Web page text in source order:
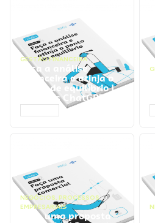
GESTÃO FINANCEIRA
Faça a análise
financeira e atinja o
ponto de equilíbrio |
Prompts ChatGPT
NEGÓCIOS, PROCESSOS
EMPRESARIAIS
Faça uma proposta